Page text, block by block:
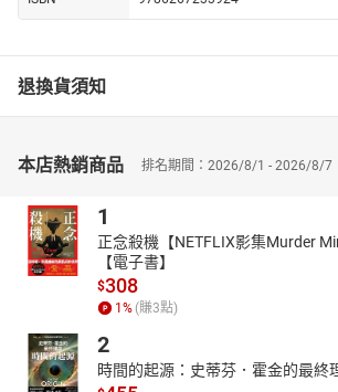
地位，認識自己內在的光景，以及在世界上的
歷史的中心，「教會論」和「終末論」是從祂
祂是父懷裡的獨生子，成為人而向世人彰顯神
作者李麗娟博士在方法上，融合系統神學、聖
進路，分別討論波拿文土拉（從上的）、馬丁
克果（兼具從上與從下的）等神學家所展現生
在諸多思潮的衝擊中，為眾人撥雲見日，相信
神學視野。
▎作者介紹 ▎
李麗娟
中華福音神學院神學碩士，德國法蘭克福大學
退換貨須知
本店熱銷商品 排名期間：2026/8/1 - 2026/8/7
1
正念殺機【NETFLIX影集Murder
【電子書】
$308
1 % (賺3點)
2
時間的起源：史蒂芬．霍金的最終